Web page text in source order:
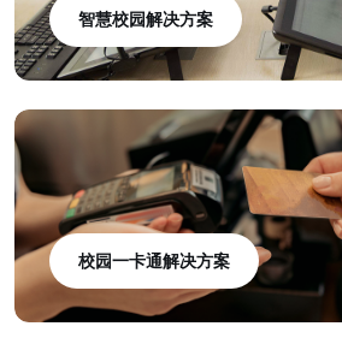
智慧校园解决方案
校园一卡通解决方案